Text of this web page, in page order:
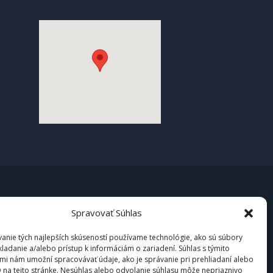
Spravovať Súhlas
tých najlepších skúseností používame technológie, ako sú súbory
a/alebo prístup k informáciám o zariadení. Súhlas s týmito
nám umožní spracovávať údaje, ako je správanie pri prehliadaní alebo
na tejto stránke. Nesúhlas alebo odvolanie súhlasu môže nepriaznivo